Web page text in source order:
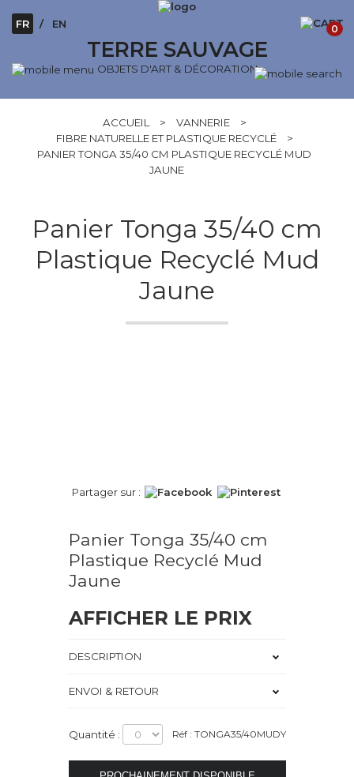
TERRE SAUVAGE
OBJETS D'ART & DÉCORATION
FR EN 0
ACCUEIL > VANNERIE
>
FIBRE NATURELLE ET PLASTIQUE RECYCLÉ
>
PANIER TONGA 35/40 CM PLASTIQUE RECYCLÉ MUD
JAUNE
Panier Tonga 35/40 cm
Plastique Recyclé Mud
Jaune
Partager sur :
Panier Tonga 35/40 cm
Plastique Recyclé Mud
Jaune
AFFICHER LE PRIX
DESCRIPTION
ENVOI & RETOUR
Quantité : Réf : TONGA35/40MUDY